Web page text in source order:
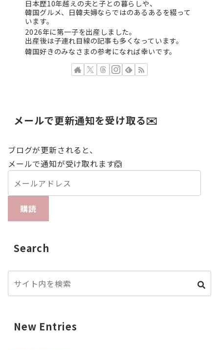
日本歴10年越えの夫と子との暮らしや、
韓国グルメ、日韓夫婦ならではのあるあるを綴って
います。
2026年に第一子を出産しました。
出産後は子連れ目線の記事も多くなっています。
韓国好きのみなさまの参考になれば幸いです。
メールで更新通知を受け取る✉️
ブログが更新されると、
メールで通知が受け取れます🙆
購読
Search
New Entries